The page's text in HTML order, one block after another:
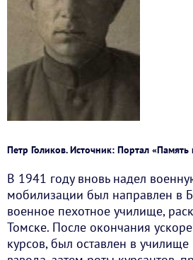
Петр Голиков. Источник: Портал «Память
В 1941 году вновь надел
мобилизации был направлен в
военное пехотное училище,
Томске. После окончания
курсов, был оставлен в